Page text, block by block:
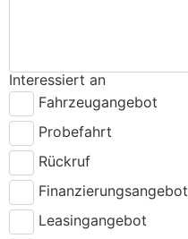
Interessiert an
Fahrzeugangebot
Probefahrt
Rückruf
Finanzierungsangebot
Leasingangebot